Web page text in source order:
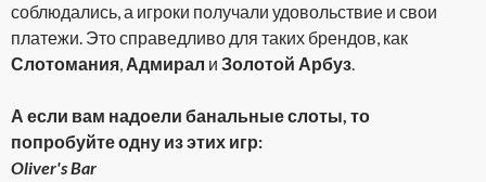
соблюдались, а игроки получали удовольствие и свои
платежи. Это справедливо для таких брендов, как
Слотомания, Адмирал и Золотой Арбуз.
А если вам надоели банальные слоты, то
попробуйте одну из этих игр:
Oliver's Bar